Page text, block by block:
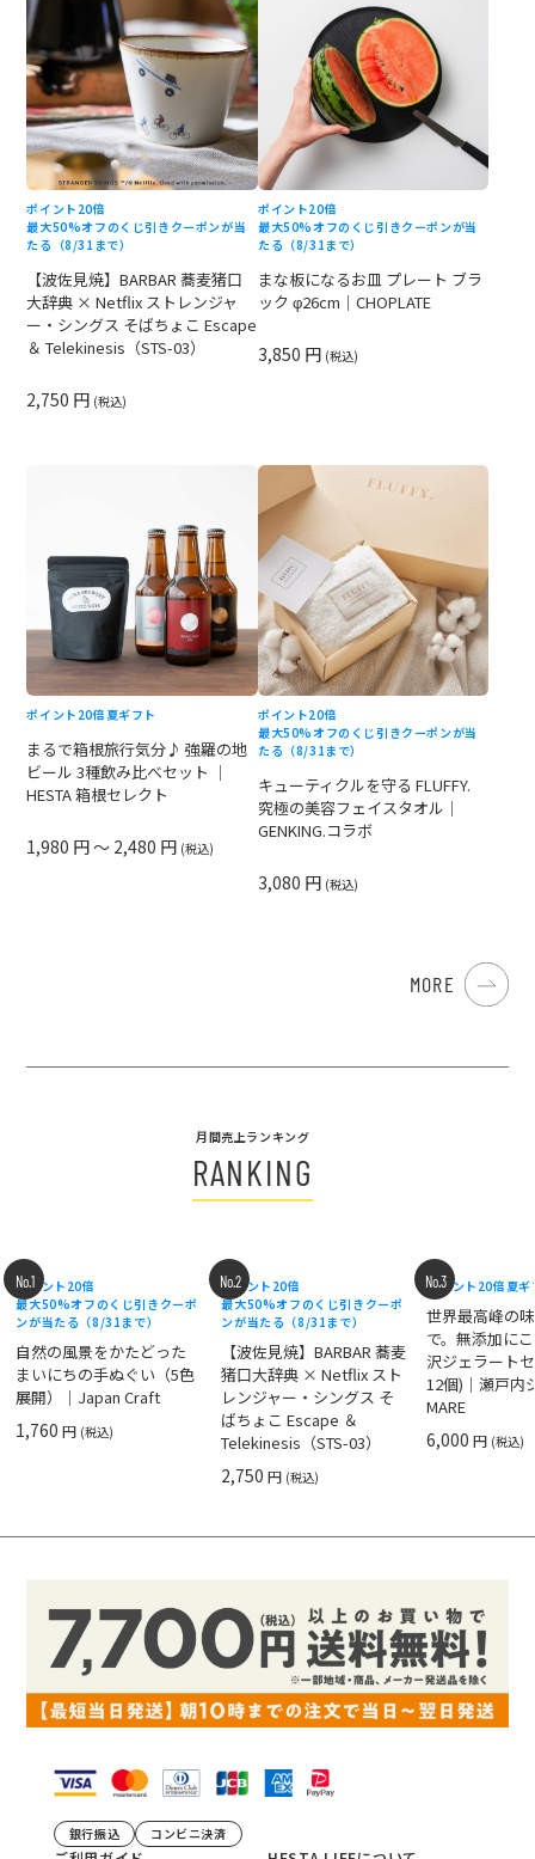
ポイント20倍
最大50%オフのくじ引きクーポンが当
たる（8/31まで）
【波佐見焼】BARBAR 蕎麦猪口
大辞典 × Netflix ストレンジャ
ー・シングス そばちょこ Escape
＆ Telekinesis（STS-03）
2,750 円 (税込)
ポイント20倍
最大50%オフのくじ引きクーポンが当
たる（8/31まで）
まな板になるお皿 プレート ブラ
ック φ26cm｜CHOPLATE
3,850 円 (税込)
ポイント20倍 夏ギフト
まるで箱根旅行気分♪ 強羅の地
ビール 3種飲み比べセット ｜
HESTA 箱根セレクト
1,980 円 ～ 2,480 円 (税込)
ポイント20倍
最大50%オフのくじ引きクーポンが当
たる（8/31まで）
キューティクルを守る FLUFFY.
究極の美容フェイスタオル｜
GENKING.コラボ
3,080 円 (税込)
MORE
月間売上ランキング
RANKING
No.1
ポイント20倍
最大50%オフのくじ引きクーポ
ンが当たる（8/31まで）
自然の風景をかたどった
まいにちの手ぬぐい（5色
展開）｜Japan Craft
1,760円 (税込)
No.2
ポイント20倍
最大50%オフのくじ引きクーポ
ンが当たる（8/31まで）
【波佐見焼】BARBAR 蕎麦
猪口大辞典 × Netflix スト
レンジャー・シングス そ
ばちょこ Escape ＆
Telekinesis（STS-03）
2,750円 (税込)
No.3
ポイント20倍 夏
世界最高峰の
で。無添加に
沢ジェラート
12個)｜瀬戸内
MARE
6,000円 (税込)
銀行振込 コンビニ決済